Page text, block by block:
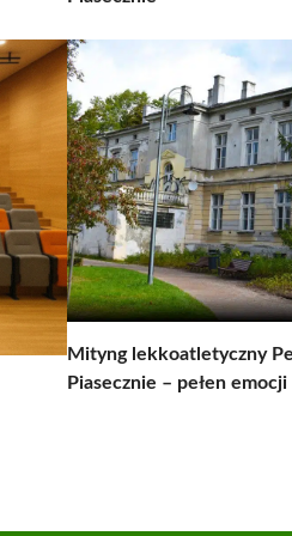
Mityng lekkoatletyczny
Piasecznie – pełen emocji